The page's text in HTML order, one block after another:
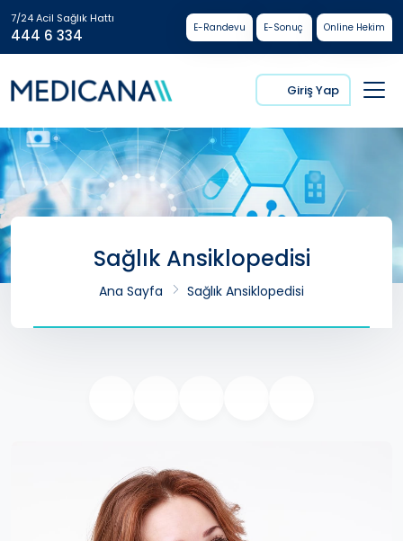
7/24 Acil Sağlık Hattı
444 6 334 E-Randevu E-Sonuç Online Hekim
Giriş Yap
Sağlık Ansiklopedisi
Ana Sayfa Sağlık Ansiklopedisi